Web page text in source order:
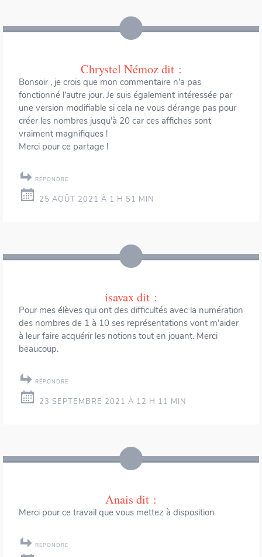
Chrystel Némozdit :
Bonsoir , je crois que mon commentaire n’a pas
fonctionné l’autre jour. Je suis également intéressée par
une version modifiable si cela ne vous dérange pas pour
créer les nombres jusqu’à 20 car ces affiches sont
vraiment magnifiques !
Merci pour ce partage !
RÉPONDRE
25 AOÛT 2021 À 1 H 51 MIN
isavaxdit :
Pour mes élèves qui ont des difficultés avec la numération
des nombres de 1 à 10 ses représentations vont m’aider
à leur faire acquérir les notions tout en jouant. Merci
beaucoup.
RÉPONDRE
23 SEPTEMBRE 2021 À 12 H 11 MIN
Anais dit :
Merci pour ce travail que vous mettez à disposition
RÉPONDRE